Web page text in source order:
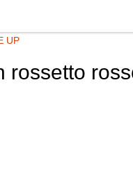
UP
rossetto